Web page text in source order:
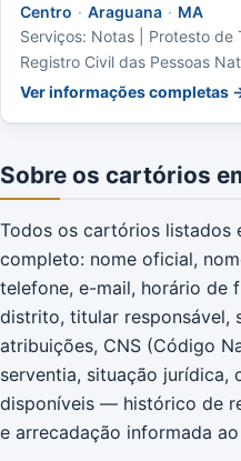
Centro · Araguana · MA
Serviços: Notas | Protesto de
Registro Civil das Pessoas
Marítimos | Registro de
Ver informações completas
Sobre os cartórios
Todos os cartórios listados
completo: nome oficial,
telefone, e-mail, horário de
distrito, titular responsável,
atribuições, CNS (Código
serventia, situação
disponíveis — histórico de
e arrecadação informada